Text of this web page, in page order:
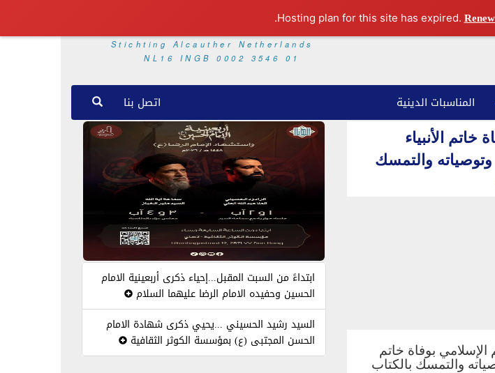
Stichting Alcauther Netherlands
NL16 INGB 0002 3546 01
اتصل بنا المناسبات الدينية
ابتداءً من السبت المقبل...إحياء ذكرى أربعينية الامام
الحسين وحفيده الامام الرضا عليهما السلام
السيد رشيد الحسيني ...يحيي ذكرى شهادة الامام
الحسن المجتبى (ع) بمؤسسة الكوثر الثقافية
الأنبياء
والتمسك
بوفاة خاتم
والتمسك بالكتاب